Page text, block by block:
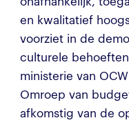
en kwalitatief
voorziet in de
culturele
ministerie van
Omroep van
afkomstig van de